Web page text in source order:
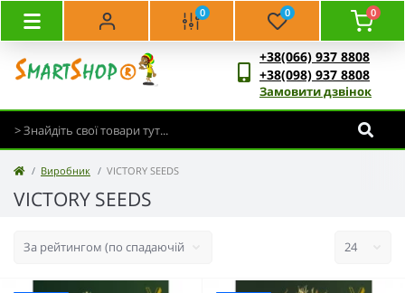
0 0 0
+38(066) 937 8808
+38(098) 937 8808
Замовити дзвінок
Виробник VICTORY SEEDS
VICTORY SEEDS